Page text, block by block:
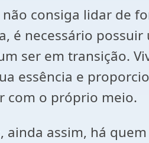
consiga lidar de
é necessário
ser em transição.
essência e
com o próprio meio.
assim, há